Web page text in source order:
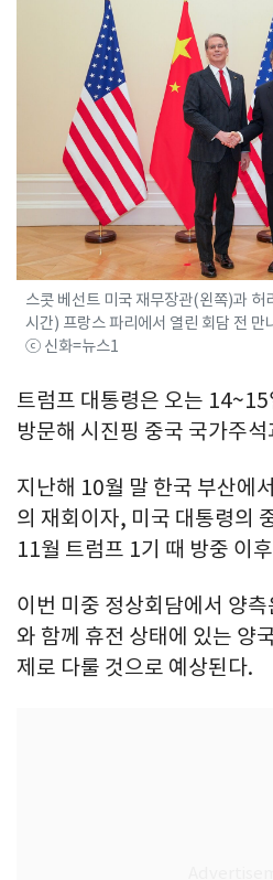
스콧 베선트 미국 재무장관(왼쪽)과 허
시간) 프랑스 파리에서 열린 회담 전
ⓒ 신화=뉴스1
트럼프 대통령은 오는
방문해 시진핑 중국 국가주
지난해 10월 말 한국 부산에
의 재회이자, 미국 대통령의
11월 트럼프 1기 때 방중 이
이번 미중 정상회담에서 양
와 함께 휴전 상태에 있는 양
제로 다룰 것으로 예상된다.